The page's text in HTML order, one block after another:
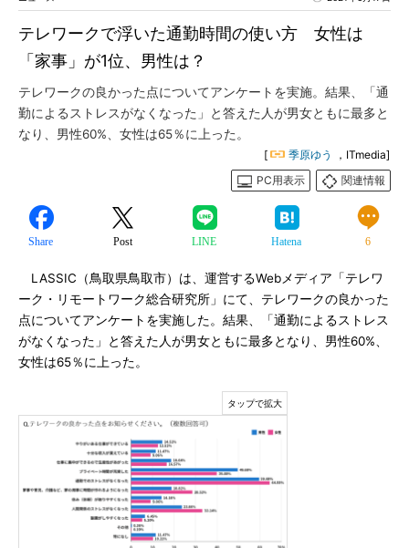
テレワークで浮いた通勤時間の使い方 女性は
「家事」が1位、男性は？
テレワークの良かった点についてアンケートを実施。結果、「通
勤によるストレスがなくなった」と答えた人が男女ともに最多と
なり、男性60%、女性は65％に上った。
[ 季原ゆう
，ITmedia]
PC用表示
関連情報
Share Post LINE Hatena 6
LASSIC（鳥取県鳥取市）は、運営するWebメディア「テレワ
ーク・リモートワーク総合研究所」にて、テレワークの良かった
点についてアンケートを実施した。結果、「通勤によるストレス
がなくなった」と答えた人が男女ともに最多となり、男性60%、
女性は65％に上った。